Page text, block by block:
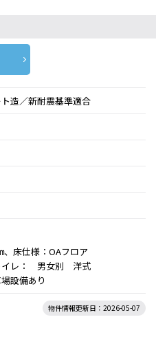
造／新耐震基準適合
、床仕様：OAフロア
イレ： 男女別 洋式
設備あり
物件情報更新日：2026-05-07